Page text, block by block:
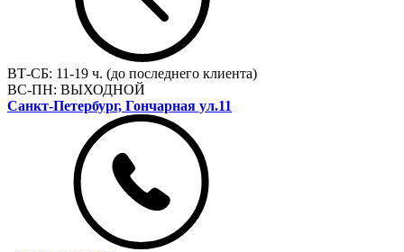
ВТ-СБ: 11-19 ч. (до последнего клиента)
ВС-ПН: ВЫХОДНОЙ
Санкт-Петербург, Гончарная ул.11